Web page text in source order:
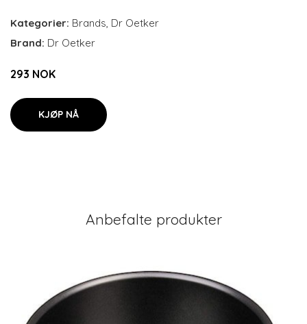
Kategorier: Brands, Dr Oetker
Brand: Dr Oetker
293 NOK
KJØP NÅ
Anbefalte produkter